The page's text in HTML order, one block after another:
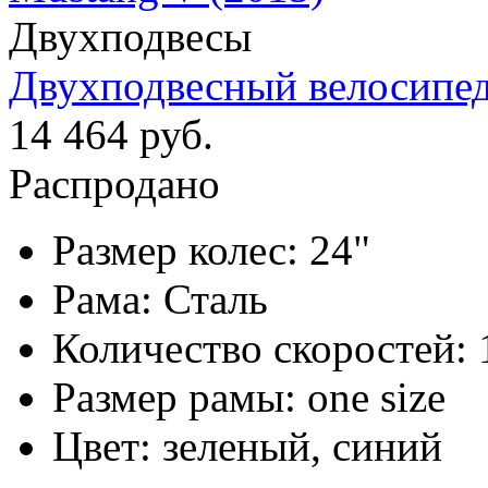
Двухподвесы
Двухподвесный
14 464 руб.
Распродано
Размер колес: 24"
Рама: Сталь
Количество скоростей:
Размер рамы: one size
Цвет: зеленый, синий